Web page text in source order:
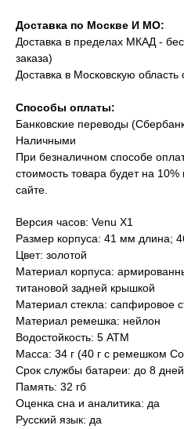
Доставка по Москве И МО:
Доставка в пределах МКАД -
заказа)
Доставка в Московскую область
Способы оплаты:
Банковские переводы
Наличными
При безналичном способе
стоимость товара будет на
сайте.
Версия часов: Venu X1
Размер корпуса: 41 мм длина;
Цвет: золотой
Материал корпуса:
титановой задней крышкой
Материал стекла: сапфировое
Материал ремешка: нейлон
Водостойкость: 5 АТМ
Масса: 34 г (40 г с ремешком
Срок службы батареи: до 8 дней
Память: 32 гб
Оценка сна и аналитика: да
Русский язык: да